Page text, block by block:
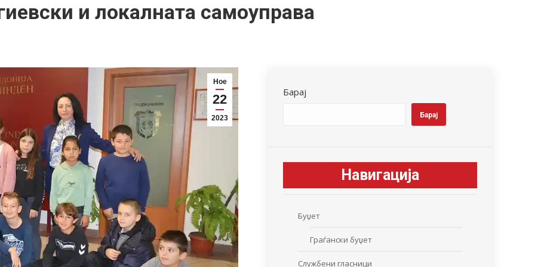
и локалната самоуправа
Ное
22
2023
Барај
Барај
Навигација
Буџет
Граѓански буџет
Службени гласници